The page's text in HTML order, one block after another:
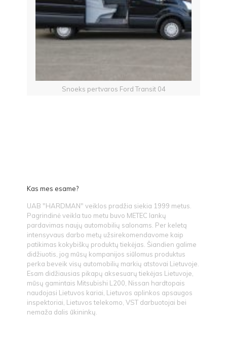
Snoeks pertvaros Ford Transit 04
Kas mes esame?
UAB "HARDMAN" veiklos pradžia siekia 1999 metus.
Pagrindinė veikla tuo metu buvo METEC lankų
pardavimas naujų automobilių salonams. Per keletą
intensyvaus darbo metų užsirekomendavome kaip
patikimas kokybiškų produktų tiekėjas. Šiandien galime
didžiuotis, jog mūsų kompanijos siūlomus produktus
perka beveik visų automobilių markių atstovai Lietuvoje.
Esam didžiausias pikapų aksesuarų tiekėjas Lietuvoje,
mūsų gamintais Mitsubishi L200, Nissan hardtopais
naudojasi Lietuvos kariai, Lietuvos aplinkos apsaugos
inspektoriai, Lietuvos telekomo, VST darbuotojai bei
nemaža dalis ūkininkų.